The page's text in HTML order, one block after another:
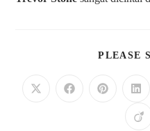
PLEASE